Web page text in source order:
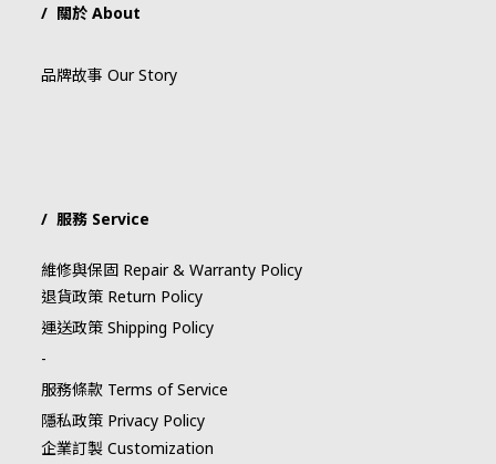
/ 關於 About
品牌故事 Our Story
/ 服務 Service
維修與保固 Repair & Warranty Policy
退貨政策 Return Policy
運送政策 Shipping Policy
-
服務條款 Terms of Service
隱私政策 Privacy Policy
企業訂製 Customization